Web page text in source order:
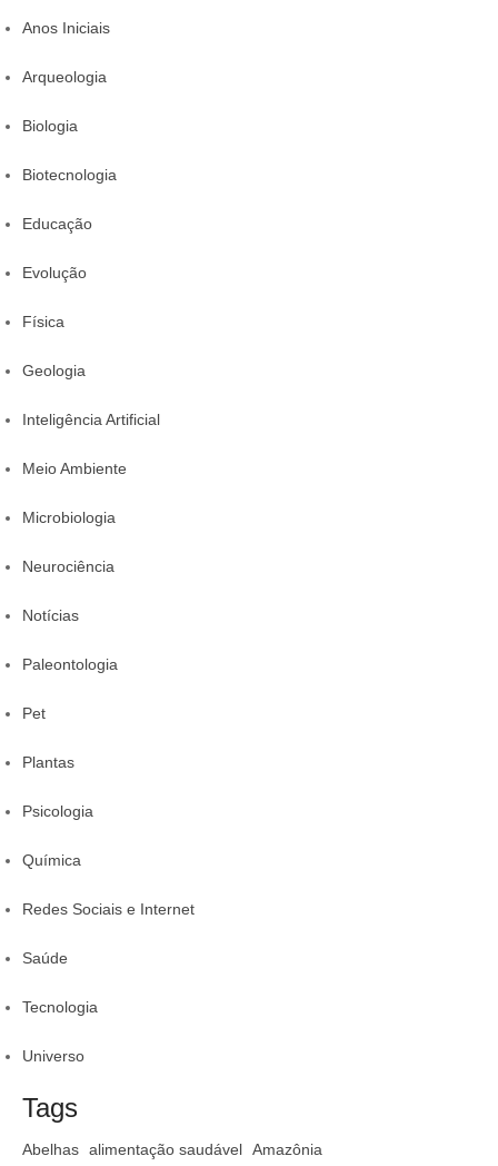
Anos Iniciais
Arqueologia
Biologia
Biotecnologia
Educação
Evolução
Física
Geologia
Inteligência Artificial
Meio Ambiente
Microbiologia
Neurociência
Notícias
Paleontologia
Pet
Plantas
Psicologia
Química
Redes Sociais e Internet
Saúde
Tecnologia
Universo
Tags
Abelhas alimentação saudável Amazônia